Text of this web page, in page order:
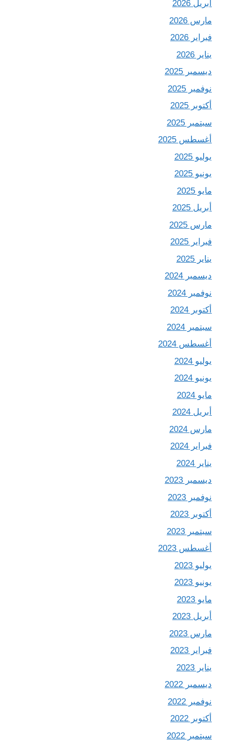
أبريل 2026
مارس 2026
فبراير 2026
يناير 2026
ديسمبر 2025
نوفمبر 2025
أكتوبر 2025
سبتمبر 2025
أغسطس 2025
يوليو 2025
يونيو 2025
مايو 2025
أبريل 2025
مارس 2025
فبراير 2025
يناير 2025
ديسمبر 2024
نوفمبر 2024
أكتوبر 2024
سبتمبر 2024
أغسطس 2024
يوليو 2024
يونيو 2024
مايو 2024
أبريل 2024
مارس 2024
فبراير 2024
يناير 2024
ديسمبر 2023
نوفمبر 2023
أكتوبر 2023
سبتمبر 2023
أغسطس 2023
يوليو 2023
يونيو 2023
مايو 2023
أبريل 2023
مارس 2023
فبراير 2023
يناير 2023
ديسمبر 2022
نوفمبر 2022
أكتوبر 2022
سبتمبر 2022